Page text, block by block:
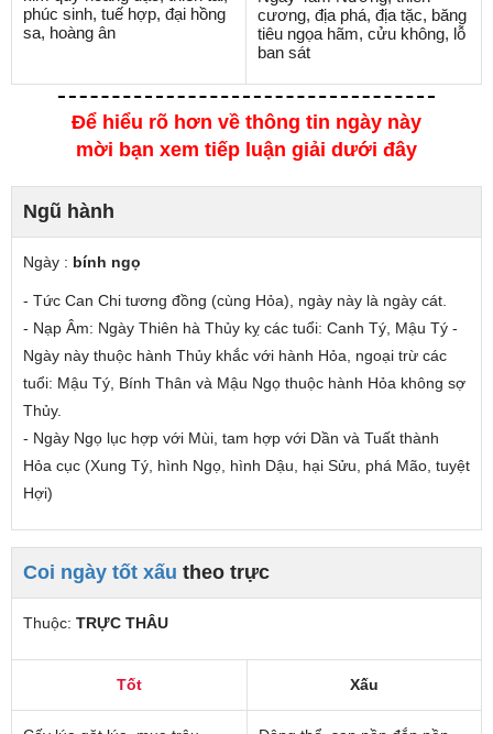
phúc sinh, tuế hợp, đại hồng
sa, hoàng ân
cương, địa phá, địa tặc, băng
tiêu ngọa hãm, cửu không, lỗ
ban sát
Để hiểu rõ hơn về thông tin ngày này
mời bạn xem tiếp luận giải dưới đây
Ngũ hành
Ngày : bính ngọ
- Tức Can Chi tương đồng (cùng Hỏa), ngày này là ngày cát.
- Nạp Âm: Ngày Thiên hà Thủy kỵ các tuổi: Canh Tý, Mậu Tý -
Ngày này thuộc hành Thủy khắc với hành Hỏa, ngoại trừ các
tuổi: Mậu Tý, Bính Thân và Mậu Ngọ thuộc hành Hỏa không sợ
Thủy.
- Ngày Ngọ lục hợp với Mùi, tam hợp với Dần và Tuất thành
Hỏa cục (Xung Tý, hình Ngọ, hình Dậu, hại Sửu, phá Mão, tuyệt
Hợi)
Coi ngày tốt xấu theo trực
Thuộc: TRỰC THÂU
Tốt Xấu